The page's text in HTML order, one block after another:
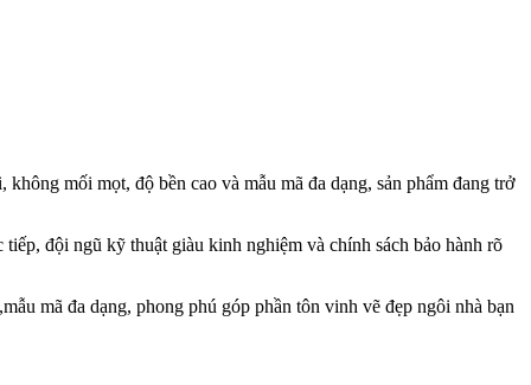
mối mọt, độ bền cao và mẫu mã đa dạng, sản phẩm đang trở
đội ngũ kỹ thuật giàu kinh nghiệm và chính sách bảo hành rõ
mã đa dạng, phong phú góp phần tôn vinh vẽ đẹp ngôi nhà bạn